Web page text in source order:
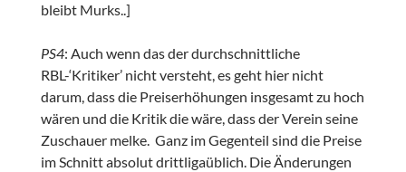
bleibt Murks..]
PS4: Auch wenn das der durchschnittliche
RBL-‘Kritiker’ nicht versteht, es geht hier nicht
darum, dass die Preiserhöhungen insgesamt zu hoch
wären und die Kritik die wäre, dass der Verein seine
Zuschauer melke. Ganz im Gegenteil sind die Preise
im Schnitt absolut drittligaüblich. Die Änderungen